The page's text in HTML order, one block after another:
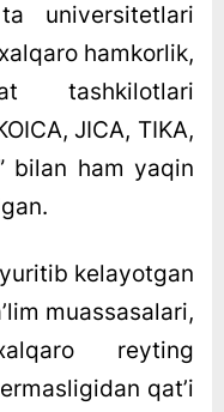
universitetlari
hamkorlik,
tashkilotlari
JICA, TIKA,
bilan ham yaqin
kelayotgan
muassasalari,
reyting
qatʼi